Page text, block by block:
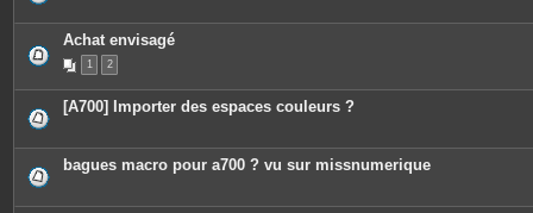
Achat envisagé
1 2
[A700] Importer des espaces couleurs ?
bagues macro pour a700 ? vu sur missnumerique